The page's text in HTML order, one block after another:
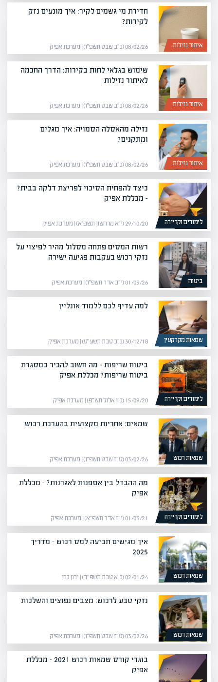
איתור נזילות
חדירת מי גשמים לקיר: איך מונעים נזק
לקירות?
08/02/26 (כ״ב שבט תשפ״ו) | מערכת אפיק
איתור נזילות
שימוש בגלאי לחות בקירות: הדרך החכמה
לאיתור נזילות
08/02/26 (כ״ב שבט תשפ״ו) | מערכת אפיק
איתור נזילות
נזילה מהאסלה הסמויה: איך מגלים
ומתקנים?
08/02/26 (כ״ב שבט תשפ״ו) | מערכת אפיק
לימודים וקריירה
כיצד להפחית הסיכוי לפריצת דלקה בבית?
– מכללת אפיק
29/10/20 (י״א מרחשון תשפ״א) | מערכת אפיק
ביטוח
רשות המסים פתחה מסלול מהיר לפיצוי על
נזקי רכוש בעקבות פגיעה ישירה
01/03/26 (י״ב אדר תשפ״ו) | מערכת אפיק
שמאות מקרקעין
למה עדיף לכם ללמוד אונליין
30/12/18 (כ״ב טבת תשע״ט) | מערכת אפיק
לימודים וקריירה
ביטוח שריפות – מה חשוב להכיר במסגרת
ביטוח שריפות? מכללת אפיק
15/09/20 (כ״ו אלול תש״פ) | מערכת אפיק
שמאות רכוש
שמאים: אחריות מקצועית בהערכת רכוש
03/02/26 (ט״ז שבט תשפ״ו) | מערכת אפיק
לימודים וקריירה
מה ההבדל בין אספנות לאגרנות? – מכללת
אפיק
01/03/21 (י״ז אדר תשפ״א) | מערכת אפיק
שמאות רכוש
איך מגישים תביעה למס רכוש – מדריך
2025
02/01/24 (כ״א טבת תשפ״ד) | ירון כהן
שמאות רכוש
נזקי טבע לרכוש: מצבים נפוצים והשלכות
03/02/26 (ט״ז שבט תשפ״ו) | מערכת אפיק
בוגרי קורס שמאות רכוש 2021 – מכללת
אפיק